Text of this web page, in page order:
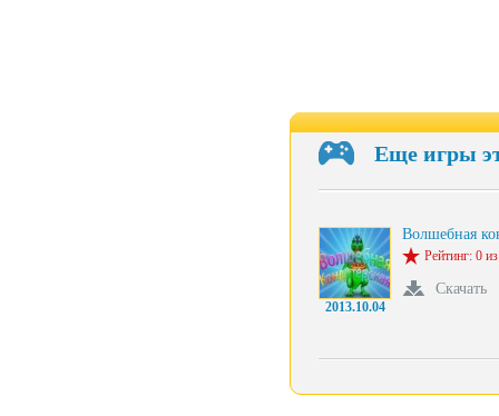
Еще игры
2013.10.04
Волшебная
Рейтинг: 0
Скачать